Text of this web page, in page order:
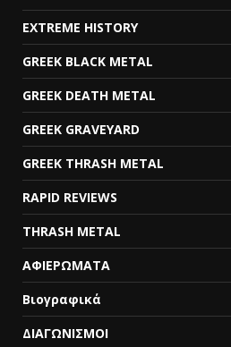
EXTREME HISTORY
GREEK BLACK METAL
GREEK DEATH METAL
GREEK GRAVEYARD
GREEK THRASH METAL
RAPID REVIEWS
THRASH METAL
ΑΦΙΕΡΩΜΑΤΑ
Βιογραφικά
ΔΙΑΓΩΝΙΣΜΟΙ